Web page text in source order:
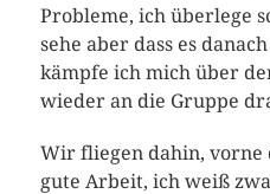
Probleme, ich überlege
sehe aber dass es
kämpfe ich mich über
wieder an die Gruppe
Wir fliegen dahin,
gute Arbeit, ich weiß